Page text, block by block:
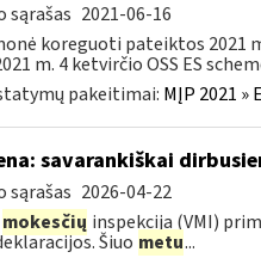
sąrašas 2021-06-16
koreguoti pateiktos 2021
m. 4 ketvirčio OSS ES
pakeitimai: MĮP 2021 »
savarankiškai
sąrašas 2026-04-22
mokesčių inspekcija (VMI)
Šiuo metu...